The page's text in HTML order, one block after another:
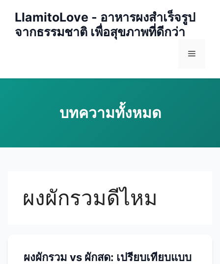
content
LlamitoLove - อาหารผงสำเร็จรูป
จากธรรมชาติ เพื่อสุขภาพที่ดีกว่า
Menu
ผงผักรวมดีไหม
ผงผักรวม vs ผักสด: เปรียบเทียบแบบ